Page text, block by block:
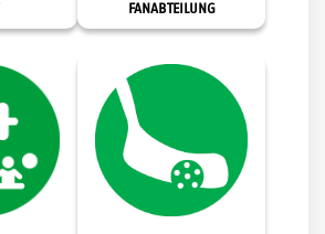
FANABTEILUNG